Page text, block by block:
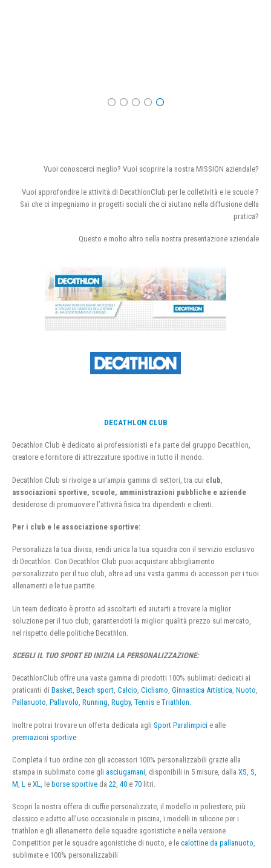
Vuoi conoscerci meglio? Vuoi scoprire la nostra MISSION aziendale?
Vuoi approfondire le attività di DecathlonClub per le colletività e le scuole ?
Sai che ci impegniamo in progetti sociali che ci aiutano nella diffusione della
pratica?
Questo e molto altro nella nostra presentazione aziendale
DECATHLON CLUB
Decathlon Club è dedicato ai professionisti e fa parte del gruppo Decathlon,
creatore e fornitore di attrezzature sportive in tutto il mondo.
Decathlon Club si rivolge a un’ampia gamma di settori, tra cui club
associazioni sportive, scuole, amministrazioni pubbliche e aziende
desiderose di promuovere l’attività fisica tra dipendenti e clienti.
Per i club e le associazione sportive:
Personalizza la tua divisa, rendi unica la tua squadra con il servizio esclusivo
di Decathlon. Con Decathlon Club puoi acquistare abbigliamento
personalizzato per il tuo club, oltre ad una vasta gamma di accessori per i tuoi
allenamenti e le tue partite.
Un team dedicato è pronto ad ascoltarti ed aiutarti a trovare la miglior
soluzione per il tuo club, garantendoti la miglior qualità prezzo sul mercato,
nel rispetto delle politiche Decathlon.
SCEGLI IL TUO SPORT ED INIZIA LA PERSONALIZZAZIONE:
DecathlonClub offre una vasta gamma di prodotti 100% sublimati dedicati ai
praticanti di Basket, Beach sport, Calcio, Ciclismo, Ginnastica Artistica, Nuoto,
Pallanuoto, Pallavolo, Running, Rugby, Tennis e Triathlon.
Inoltre potrai trovare un offerta dedicata agli Sport Paralimpici e alle
premiazioni sportive
Completa il tuo ordine con gli accessori 100% personalizzabili grazie alla
stampa in sublimato come gli asciugamani , disponibili in 5 misure, dalla XS S
M L e XL , le borse sportive da 22 40 e 70 litri.
Scopri la nostra offera di cuffie personalizzate, il modello in poliestere, più
classico e adatto all’uso occasionale in piscina, i modelli in silicone per i
triathlon e gli allenamento delle squadre agonistiche e nella versione
Competition per le squadre agonistiche di nuoto, e le calottine da pallanuoto,
sublimate e 100% personalizzabili